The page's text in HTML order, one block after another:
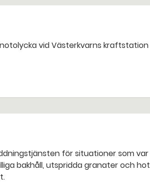
bakhåll, utspridda granater och hot